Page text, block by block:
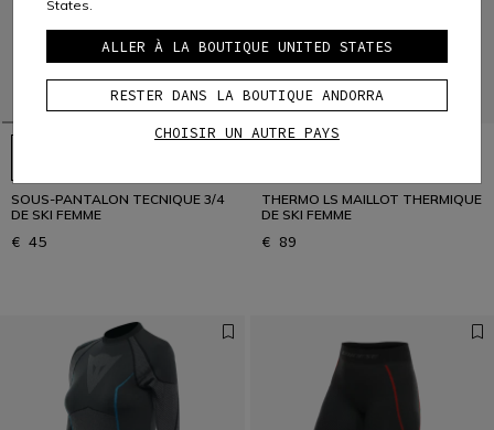
SOUS-PANTALON TECNIQUE 3/4
DE SKI FEMME
€ 45
THERMO LS MAILLOT THERMIQUE
DE SKI FEMME
€ 89
States.
ALLER À LA BOUTIQUE UNITED STATES
RESTER DANS LA BOUTIQUE ANDORRA
CHOISIR UN AUTRE PAYS